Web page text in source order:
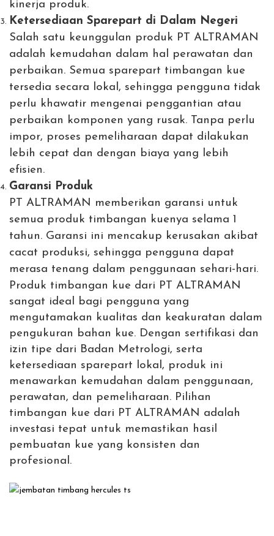
kinerja produk.
Ketersediaan Sparepart di Dalam Negeri
Salah satu keunggulan produk PT ALTRAMAN
adalah kemudahan dalam hal perawatan dan
perbaikan. Semua sparepart timbangan kue
tersedia secara lokal, sehingga pengguna tidak
perlu khawatir mengenai penggantian atau
perbaikan komponen yang rusak. Tanpa perlu
impor, proses pemeliharaan dapat dilakukan
lebih cepat dan dengan biaya yang lebih
efisien.
Garansi Produk
PT ALTRAMAN memberikan garansi untuk
semua produk timbangan kuenya selama 1
tahun. Garansi ini mencakup kerusakan akibat
cacat produksi, sehingga pengguna dapat
merasa tenang dalam penggunaan sehari-hari.
Produk timbangan kue dari PT ALTRAMAN
sangat ideal bagi pengguna yang
mengutamakan kualitas dan keakuratan dalam
pengukuran bahan kue. Dengan sertifikasi dan
izin tipe dari Badan Metrologi, serta
ketersediaan sparepart lokal, produk ini
menawarkan kemudahan dalam penggunaan,
perawatan, dan pemeliharaan. Pilihan
timbangan kue dari PT ALTRAMAN adalah
investasi tepat untuk memastikan hasil
pembuatan kue yang konsisten dan
profesional.